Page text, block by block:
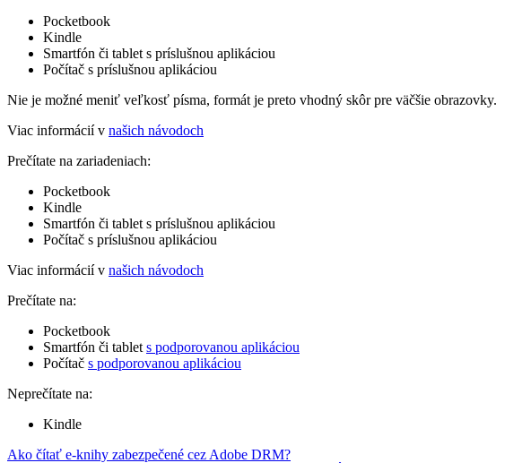
Pocketbook
Kindle
Smartfón či tablet s príslušnou aplikáciou
Počítač s príslušnou aplikáciou
Nie je možné meniť veľkosť písma, formát je preto vhodný skôr pre väčšie obrazovky.
Viac informácií v našich návodoch
Prečítate na zariadeniach:
Pocketbook
Kindle
Smartfón či tablet s príslušnou aplikáciou
Počítač s príslušnou aplikáciou
Viac informácií v našich návodoch
Prečítate na:
Pocketbook
Smartfón či tablet s podporovanou aplikáciou
Počítač s podporovanou aplikáciou
Neprečítate na:
Kindle
Ako čítať e-knihy zabezpečené cez Adobe DRM?